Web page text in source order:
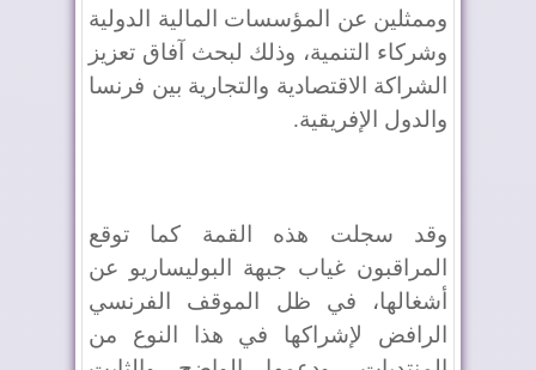
وممثلين عن المؤسسات المالية الدولية
وشركاء التنمية، وذلك لبحث آفاق تعزيز
الشراكة الاقتصادية والتجارية بين فرنسا
والدول الإفريقية.
وقد سجلت هذه القمة كما توقع
المراقبون غياب جبهة البوليساريو عن
أشغالها، في ظل الموقف الفرنسي
الرافض لإشراكها في هذا النوع من